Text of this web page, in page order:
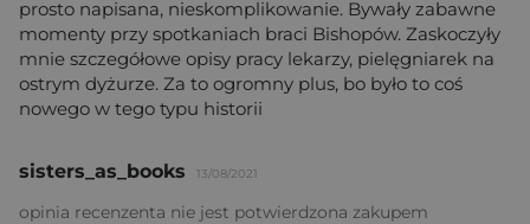
prosto napisana, nieskomplikowanie. Bywały zabawne
momenty przy spotkaniach braci Bishopów. Zaskoczyły
mnie szczegółowe opisy pracy lekarzy, pielęgniarek na
ostrym dyżurze. Za to ogromny plus, bo było to coś
nowego w tego typu historii
sisters_as_books 13/08/2021
opinia recenzenta nie jest potwierdzona zakupem